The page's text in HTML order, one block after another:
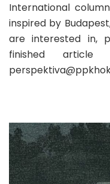
International
inspired by
are interested in,
finished